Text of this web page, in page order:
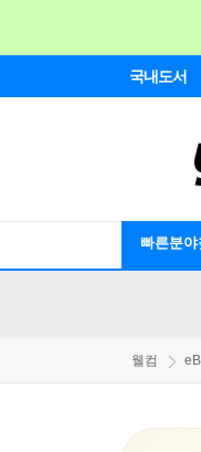
국내도서
빠른분야
웰컴